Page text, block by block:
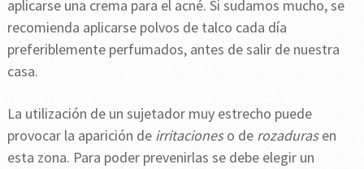
aplicarse una crema para el acné. Si sudamos mucho, se
recomienda aplicarse polvos de talco cada día
preferiblemente perfumados, antes de salir de nuestra
casa.
La utilización de un sujetador muy estrecho puede
provocar la aparición de irritacioneso de rozadurasen
esta zona. Para poder prevenirlas se debe elegir un